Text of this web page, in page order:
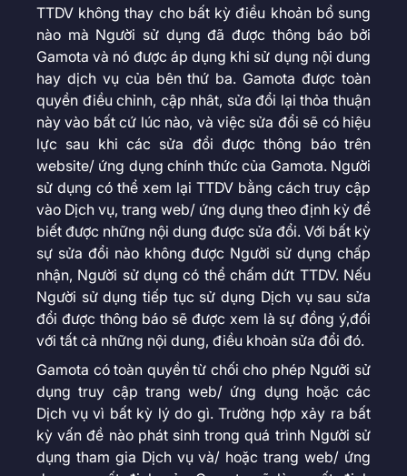
TTDV không thay cho bất kỳ điều khoản bổ sung
nào mà Người sử dụng đã được thông báo bởi
Gamota và nó được áp dụng khi sử dụng nội dung
hay dịch vụ của bên thứ ba. Gamota được toàn
quyền điều chỉnh, cập nhât, sửa đổi lại thỏa thuận
này vào bất cứ lúc nào, và việc sửa đổi sẽ có hiệu
lực sau khi các sửa đổi được thông báo trên
website/ ứng dụng chính thức của Gamota. Người
sử dụng có thể xem lại TTDV bằng cách truy cập
vào Dịch vụ, trang web/ ứng dụng theo định kỳ để
biết được những nội dung được sửa đổi. Với bất kỳ
sự sửa đổi nào không được Người sử dụng chấp
nhận, Người sử dụng có thể chấm dứt TTDV. Nếu
Người sử dụng tiếp tục sử dụng Dịch vụ sau sửa
đổi được thông báo sẽ được xem là sự đồng ý,đối
với tất cả những nội dung, điều khoản sửa đổi đó.
Gamota có toàn quyền từ chối cho phép Ngưởi sử
dụng truy cập trang web/ ứng dụng hoặc các
Dịch vụ vì bất kỳ lý do gì. Trường hợp xảy ra bất
kỳ vấn đề nào phát sinh trong quá trình Người sử
dụng tham gia Dịch vụ và/ hoặc trang web/ ứng